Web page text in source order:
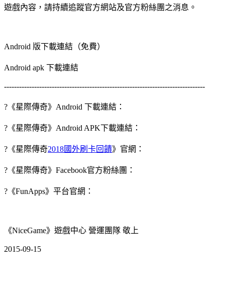
遊戲內容，請持續追蹤官方網站及官方粉絲團之消息。
Android 版下載連結（免費）
Android apk 下載連結
--------------------------------------------------------------------------------
?《星際傳奇》Android 下載連結：
?《星際傳奇》Android APK下載連結：
?《星際傳奇2018國外刷卡回饋》官網：
?《星際傳奇》Facebook官方粉絲團：
?《FunApps》平台官網：
《NiceGame》遊戲中心 營運團隊 敬上
2015-09-15